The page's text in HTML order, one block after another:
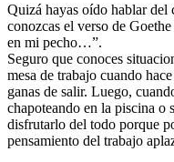
Quizá hayas oído hablar del
conozcas el verso de
en mi pecho…”.
Seguro que conoces
mesa de trabajo cuando
ganas de salir. Luego,
chapoteando en la piscina o
disfrutarlo del todo porque
pensamiento del trabajo